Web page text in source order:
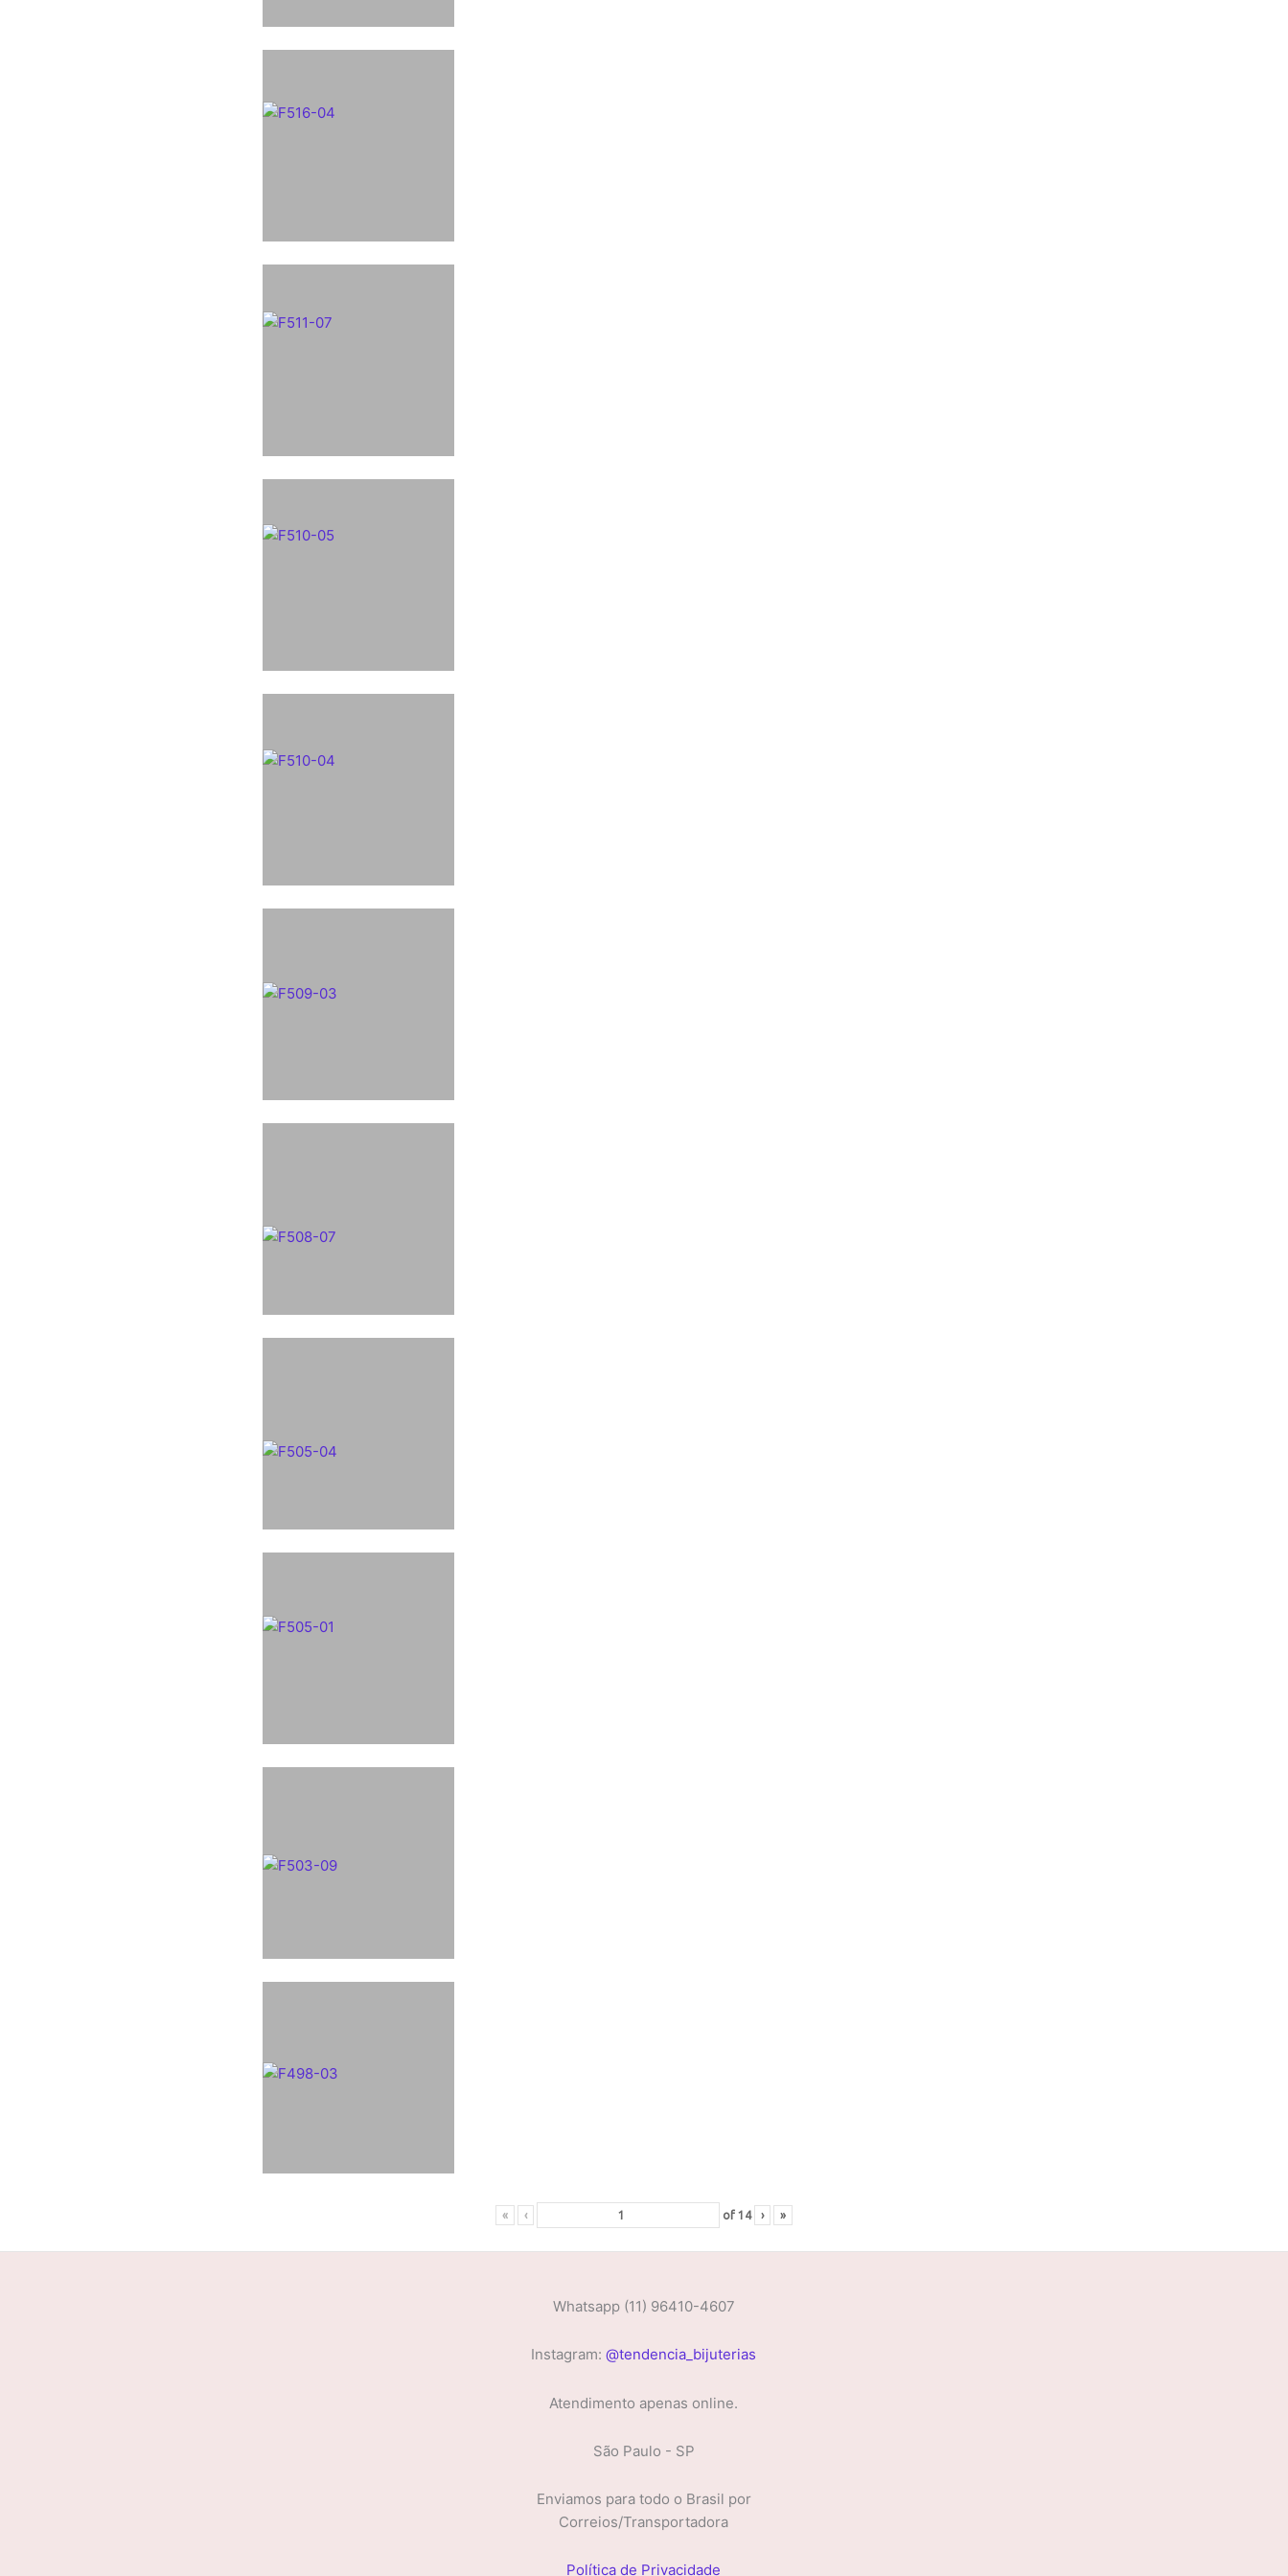
« ‹ of 14 › »
Whatsapp (11) 96410-4607
Instagram:@tendencia_bijuterias
Atendimento apenas online.
São Paulo - SP
Enviamos para todo o Brasil por
Correios/Transportadora
Política de Privacidade